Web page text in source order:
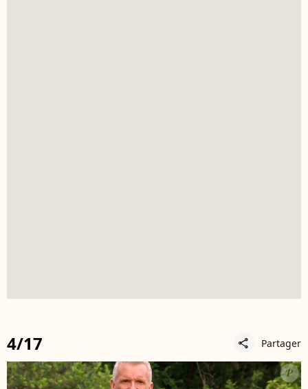
4/17 share Partager